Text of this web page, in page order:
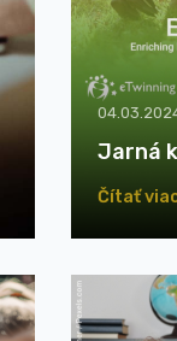
Jarná
Čítať